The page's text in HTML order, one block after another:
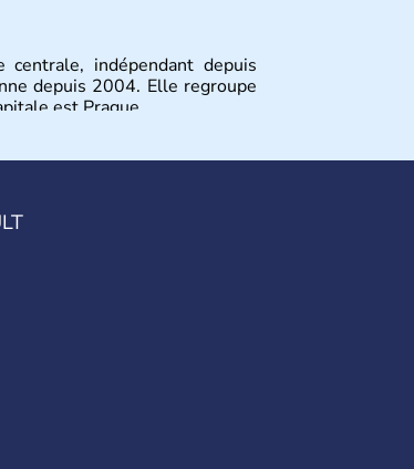
centrale, indépendant depuis
depuis 2004. Elle regroupe
est Prague.